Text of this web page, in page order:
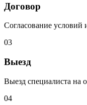
Договор
Согласование условий
03
Выезд
Выезд специалиста на
04